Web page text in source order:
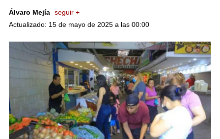
Álvaro Mejía seguir +
Actualizado: 15 de mayo de 2025 a las 00:00